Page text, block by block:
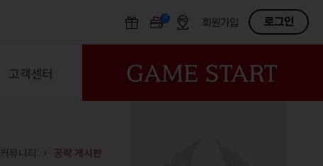
N OFF회원가입 로그인
고객센터
커뮤니티 공략 게시판